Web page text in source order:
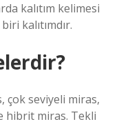
kalıtım kelimesi
kalıtımdır.
çok seviyeli miras,
hibrit miras. Tekli